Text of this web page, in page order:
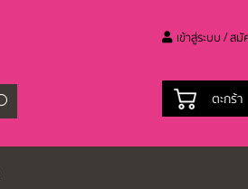
เข้าสู่ระบบ / ส
ตะกร้า